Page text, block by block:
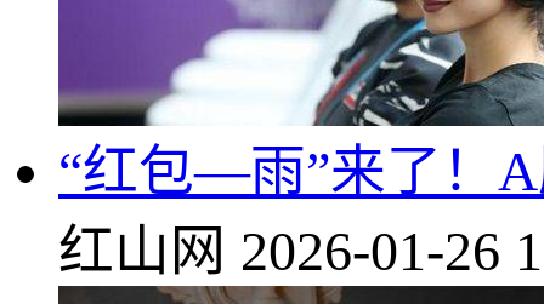
“红包—雨”来了！
红山网 2026-01-26